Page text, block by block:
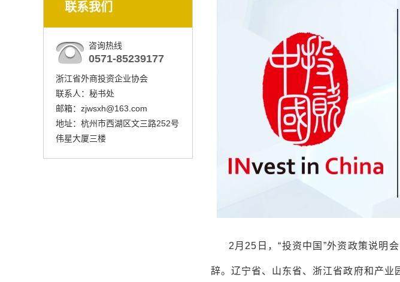
联系我们
咨询热线
0571-85239177
浙江省外商投资企业协会
联系人：秘书处
邮箱：zjwsxh@163.com
地址：杭州市西湖区文三路252号
伟星大厦三楼
2月25日，“投资中国”外资政策说明
辞。辽宁省、山东省、浙江省政府和产